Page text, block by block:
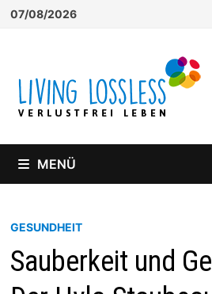
Zum
07/08/2026
MENÜ
GESUNDHEIT
Sauberkeit und